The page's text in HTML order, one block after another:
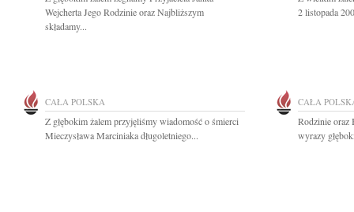
Wejcherta Jego Rodzinie oraz Najbliższym
składamy...
2 listopada
CAŁA POLSKA
Z głębokim żalem przyjęliśmy wiadomość o śmierci
Mieczysława Marciniaka długoletniego...
CAŁA
Rodzinie oraz
wyrazy